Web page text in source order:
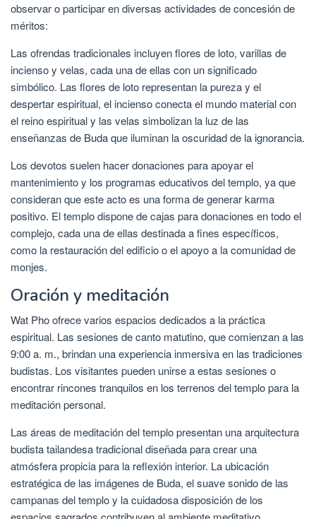
observar o participar en diversas actividades de concesión de
méritos:
Las ofrendas tradicionales incluyen flores de loto, varillas de
incienso y velas, cada una de ellas con un significado
simbólico. Las flores de loto representan la pureza y el
despertar espiritual, el incienso conecta el mundo material con
el reino espiritual y las velas simbolizan la luz de las
enseñanzas de Buda que iluminan la oscuridad de la ignorancia.
Los devotos suelen hacer donaciones para apoyar el
mantenimiento y los programas educativos del templo, ya que
consideran que este acto es una forma de generar karma
positivo. El templo dispone de cajas para donaciones en todo el
complejo, cada una de ellas destinada a fines específicos,
como la restauración del edificio o el apoyo a la comunidad de
monjes.
Oración y meditación
Wat Pho ofrece varios espacios dedicados a la práctica
espiritual. Las sesiones de canto matutino, que comienzan a las
9:00 a. m., brindan una experiencia inmersiva en las tradiciones
budistas. Los visitantes pueden unirse a estas sesiones o
encontrar rincones tranquilos en los terrenos del templo para la
meditación personal.
Las áreas de meditación del templo presentan una arquitectura
budista tailandesa tradicional diseñada para crear una
atmósfera propicia para la reflexión interior. La ubicación
estratégica de las imágenes de Buda, el suave sonido de las
campanas del templo y la cuidadosa disposición de los